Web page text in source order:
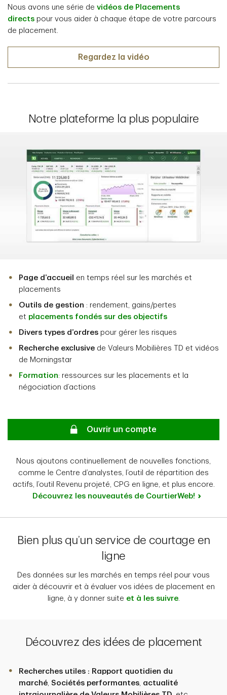
Nous avons une série de vidéos de Placements
directs pour vous aider à chaque étape de votre parcours
de placement.
Regardez la vidéo
Notre plateforme la plus populaire
Page d’accueil
en temps réel sur les marchés et
placements
Outils de gestion : rendement, gains/pertes
et placements fondés sur des objectifs
Divers types d’ordres pour gérer les risques
Recherche exclusive de Valeurs Mobilières TD et vidéos
de Morningstar
Formation: ressources sur les placements et la
négociation d’actions
Ouvrir un compte
Nous ajoutons continuellement de nouvelles fonctions,
comme le Centre d’analystes, l’outil de répartition des
actifs, l’outil Revenu projeté, CPG en ligne, et plus encore.
Découvrez les nouveautés de CourtierWeb!
Bien plus qu’un service de courtage en
ligne
Des données sur les marchés en temps réel pour vous
aider à découvrir et à évaluer vos idées de placement en
ligne, à y donner suite et à les suivre.
Découvrez des idées de placement
Recherches utiles : Rapport quotidien du
marché, Sociétés performantes, actualité